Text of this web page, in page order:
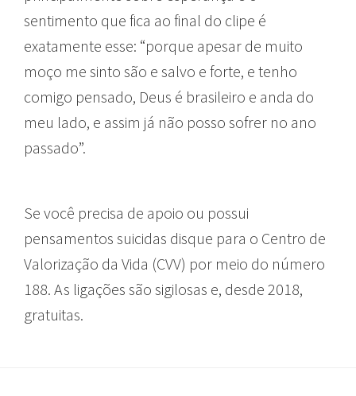
sentimento que fica ao final do clipe é
exatamente esse: “porque apesar de muito
moço me sinto são e salvo e forte, e tenho
comigo pensado, Deus é brasileiro e anda do
meu lado, e assim já não posso sofrer no ano
passado”.
Se você precisa de apoio ou possui
pensamentos suicidas disque para o Centro de
Valorização da Vida (CVV) por meio do número
188. As ligações são sigilosas e, desde 2018,
gratuitas.